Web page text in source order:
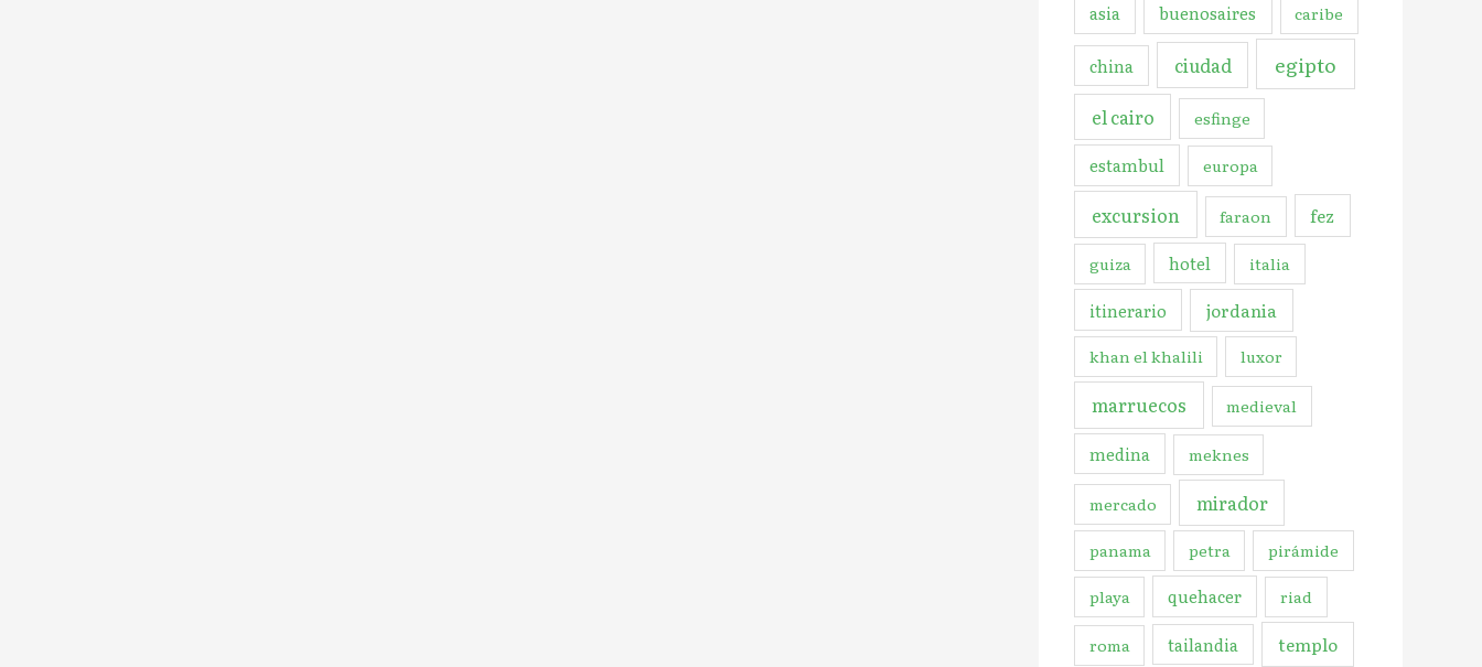
asia buenosaires caribe
china ciudad egipto
el cairo esfinge
estambul europa
excursion faraon fez
guiza hotel italia
itinerario jordania
khan el khalili luxor
marruecos medieval
medina meknes
mercado mirador
panama petra pirámide
playa quehacer riad
roma tailandia templo